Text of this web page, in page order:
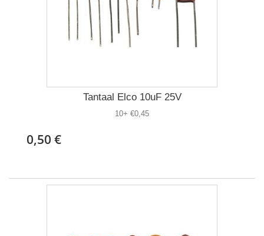
Tantaal Elco 10uF 25V
10+ €0,45
0,50 €